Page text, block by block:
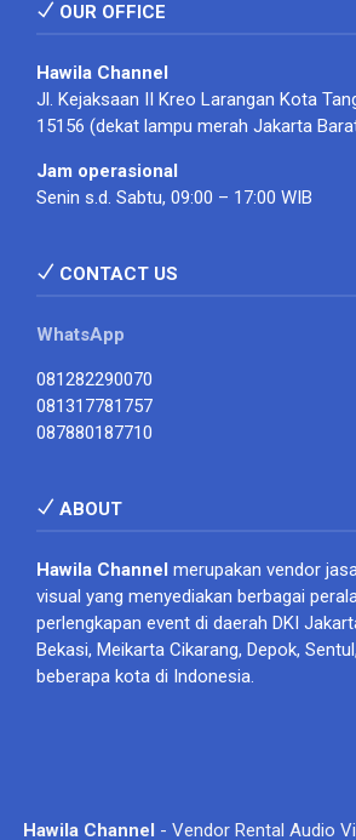
OUR OFFICE
Hawila Channel
Jl. Kejaksaan II Kreo Larangan Kota
15156 (dekat lampu merah Jakarta
Jam operasional
Senin s.d. Sabtu, 09:00 – 17:00 WIB
CONTACT US
WhatsApp
081282290070
081317781757
087880187710
ABOUT
Hawila Channel merupakan vendor
visual yang menyediakan berbagai
perlengkapan event di daerah DKI
Bekasi, Meikarta Cikarang, Depok,
beberapa kota di Indonesia.
Hawila Channel - Vendor Rental Audio